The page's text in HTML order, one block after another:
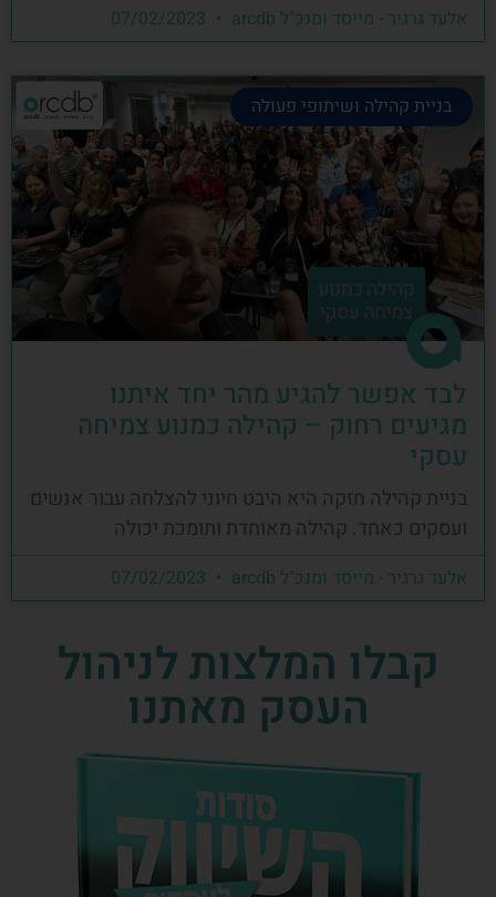
אלעד גרגיר - מייסד ומנכ"ל arcdb
בניית קהילה ושיתופי פעולה
לבד אפשר להגיע מהר יחד איתנו
מגיעים רחוק – קהילה כמנוע צמיחה
עסקי
בניית קהילה חזקה היא היבט חיוני להצלחה עבור אנשים
ועסקים כאחד. קהילה מאוחדת ותומכת יכולה
אלעד גרגיר - מייסד ומנכ"ל arcdb
קבלו המלצות לניהול
העסק מאתנו